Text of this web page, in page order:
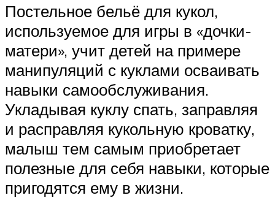
Постельное бельё для кукол,
используемое для игры в «дочки-
матери», учит детей на примере
манипуляций с куклами осваивать
навыки самообслуживания.
Укладывая куклу спать, заправляя
и расправляя кукольную кроватку,
малыш тем самым приобретает
полезные для себя навыки, которые
пригодятся ему в жизни.